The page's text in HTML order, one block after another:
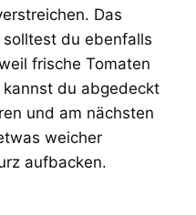
Das
du ebenfalls
frische Tomaten
kannst du abgedeckt
und am nächsten
weicher
aufbacken.